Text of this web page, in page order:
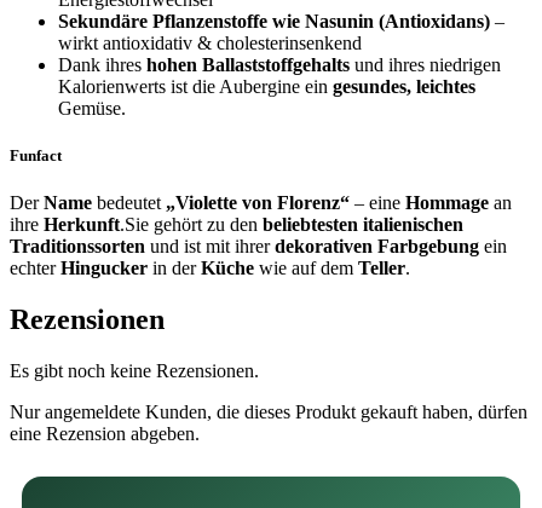
Sekundäre Pflanzenstoffe wie Nasunin (Antioxidans) –
wirkt antioxidativ & cholesterinsenkend
Dank ihres hohen Ballaststoffgehalts und ihres niedrigen
Kalorienwerts ist die Aubergine ein gesundes, leichtes
Gemüse.
Funfact
DerName bedeutet „Violette von Florenz“ – eine Hommage an
ihre Herkunft.Sie gehört zu den beliebtesten italienischen
Traditionssorten und ist mit ihrerdekorativen Farbgebung ein
echterHingucker in derKüche wie auf dem Teller.
Rezensionen
Es gibt noch keine Rezensionen.
Nur angemeldete Kunden, die dieses Produkt gekauft haben, dürfen
eine Rezension abgeben.